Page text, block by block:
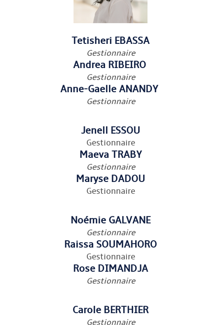
Tetisheri EBASSA
Gestionnaire
Andrea RIBEIRO
Gestionnaire
Anne-Gaelle ANANDY
Gestionnaire
Jenell ESSOU
Gestionnaire
Maeva TRABY
Gestionnaire
Maryse DADOU
Gestionnaire
Noémie GALVANE
Gestionnaire
Raissa SOUMAHORO
Gestionnaire
Rose DIMANDJA
Gestionnaire
Carole BERTHIER
Gestionnaire